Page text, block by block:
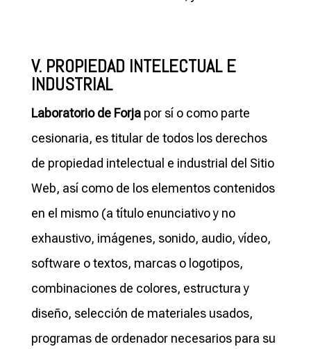
V. PROPIEDAD INTELECTUAL E
INDUSTRIAL
Laboratorio de Forja por sí o como parte
cesionaria, es titular de todos los derechos
de propiedad intelectual e industrial del Sitio
Web, así como de los elementos contenidos
en el mismo (a título enunciativo y no
exhaustivo, imágenes, sonido, audio, vídeo,
software o textos, marcas o logotipos,
combinaciones de colores, estructura y
diseño, selección de materiales usados,
programas de ordenador necesarios para su